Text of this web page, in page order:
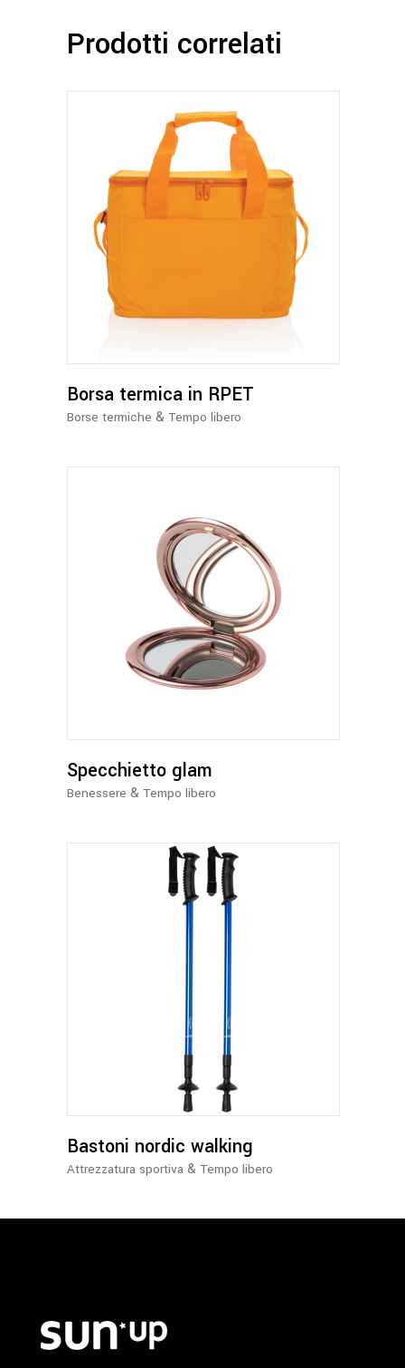
Prodotti correlati
varianti.
opzioni
possono
essere
prodotto
Borsa termica in RPET
Borse termiche & Tempo libero
Questo
prodotto
ha
più
opzioni
possono
essere
pagina
del
prodotto
Specchietto glam
Benessere & Tempo libero
Questo
prodotto
varianti.
opzioni
possono
essere
Bastoni nordic walking
Attrezzatura sportiva & Tempo libero